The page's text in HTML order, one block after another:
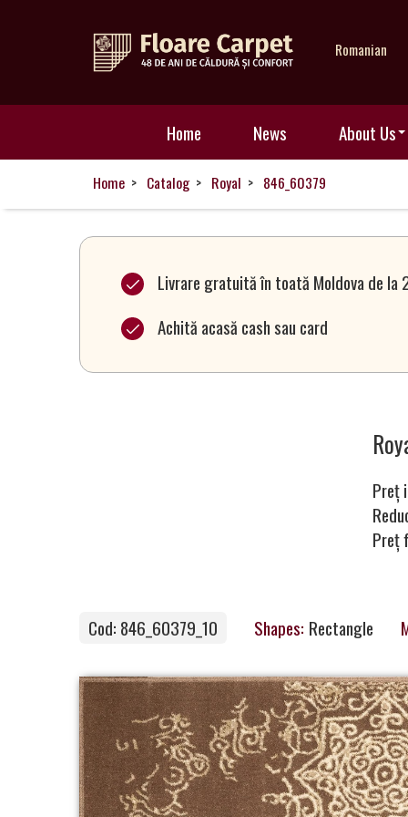
Romanian
Home News About Us
Home
Become
Partner
Home Catalog Royal 846_60379
Livrare gratuită în toată Moldova de la
Achită acasă cash sau card
Preț
Preț
Cod: 846_60379_10 Shapes: Rectangle